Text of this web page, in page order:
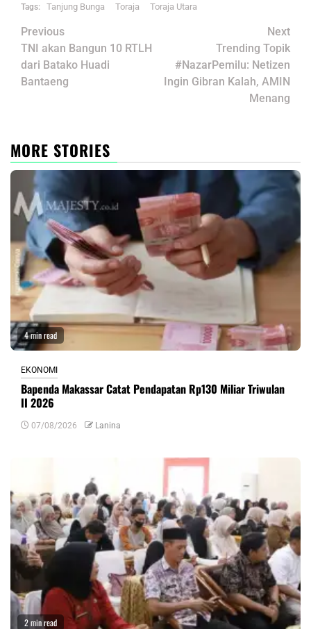
Tags: Tanjung Bunga Toraja Toraja Utara
Post
navigation
Previous
TNI akan Bangun 10 RTLH
dari Batako Huadi
Bantaeng
Next
Trending Topik
#NazarPemilu: Netizen
Ingin Gibran Kalah, AMIN
Menang
MORE STORIES
4 min read
EKONOMI
Bapenda Makassar Catat Pendapatan Rp130 Miliar Triwulan
II 2026
07/08/2026 Lanina
2 min read